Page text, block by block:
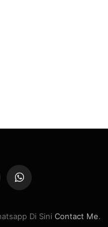
WhatsApp
Di Sini Contact Me.